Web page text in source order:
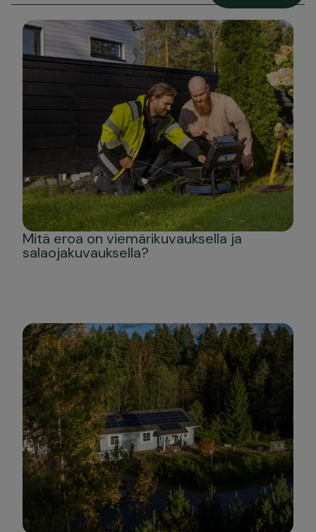
Mitä eroa on viemärikuvauksella ja
salaojakuvauksella?